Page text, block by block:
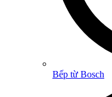
Bếp từ Bosch